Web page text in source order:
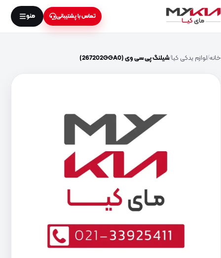
تماس با پشتیبانی منو
خانه لوازم یدکی کیا شیلنگ پی سی وی (267202GGA0)